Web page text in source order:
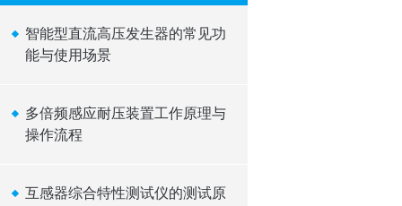
智能型直流高压发生器的常见功
能与使用场景
多倍频感应耐压装置工作原理与
操作流程
互感器综合特性测试仪的测试原